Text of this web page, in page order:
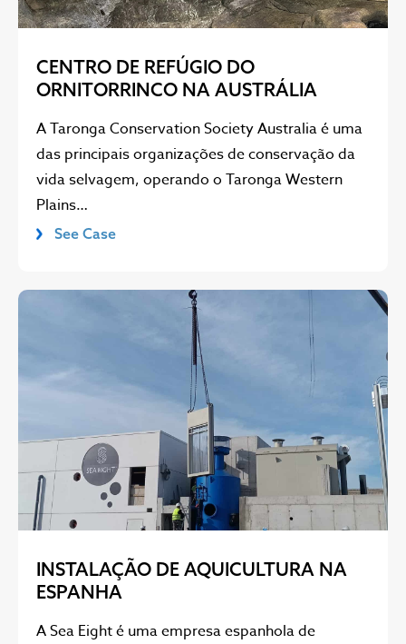
CENTRO DE REFÚGIO DO
ORNITORRINCO NA AUSTRÁLIA
A Taronga Conservation Society Australia é uma
das principais organizações de conservação da
vida selvagem, operando o Taronga Western
Plains…
See Case
INSTALAÇÃO DE AQUICULTURA NA
ESPANHA
A Sea Eight é uma empresa espanhola de